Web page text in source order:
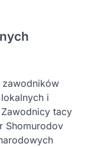
zawodników
i
tacy
Shomurodov